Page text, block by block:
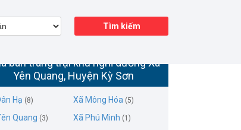
bán trang trại khu nghỉ dưỡng Xã
Yên Quang, Huyện Kỳ Sơn
Hạ (8) Xã Mông Hóa (5)
Quang (3) Xã Phú Minh (1)
Tìm kiếm